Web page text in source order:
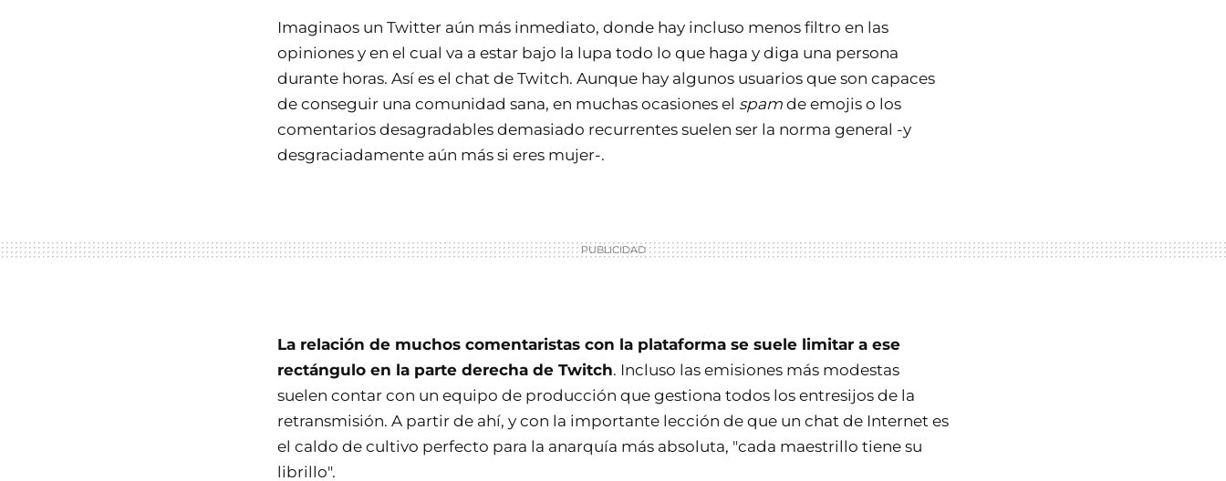
Imaginaos un Twitter aún más inmediato, donde hay incluso menos filtro en las
opiniones y en el cual va a estar bajo la lupa todo lo que haga y diga una persona
durante horas. Así es el chat de Twitch. Aunque hay algunos usuarios que son capaces
de conseguir una comunidad sana, en muchas ocasiones el spam de emojis o los
comentarios desagradables demasiado recurrentes suelen ser la norma general -y
desgraciadamente aún más si eres mujer-.
La relación de muchos comentaristas con la plataforma se suele limitar a ese
rectángulo en la parte derecha de Twitch. Incluso las emisiones más modestas
suelen contar con un equipo de producción que gestiona todos los entresijos de la
retransmisión. A partir de ahí, y con la importante lección de que un chat de Internet es
el caldo de cultivo perfecto para la anarquía más absoluta, "cada maestrillo tiene su
librillo".